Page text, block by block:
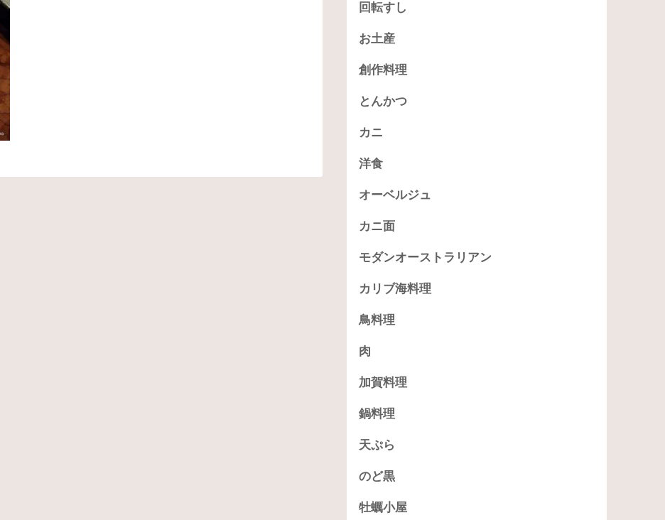
回転すし
お土産
創作料理
とんかつ
カニ
洋食
オーベルジュ
カニ面
モダンオーストラリアン
カリブ海料理
鳥料理
肉
加賀料理
鍋料理
天ぷら
のど黒
牡蠣小屋